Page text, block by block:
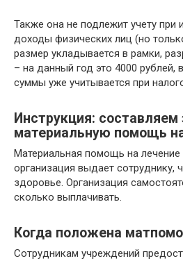
Также она не подлежит учету при
доходы физических лиц (но
размер укладывается в рамки,
– на данный год это 4000 рублей,
суммы уже учитывается при
Инструкция: составляем
материальную помощь
Материальная помощь на
организация выдает сотруднику,
здоровье. Организация
сколько выплачивать.
Когда положена
Сотрудникам учреждений